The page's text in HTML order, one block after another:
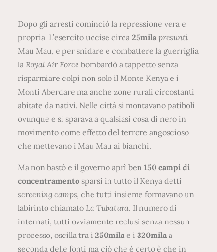
Dopo gli arresti cominciò la repressione vera e
propria. L’esercito uccise circa25mila presunti
Mau Mau, e per snidare e combattere la guerriglia
la Royal Air Forcebombardò a tappetto senza
risparmiare colpi non solo il Monte Kenya e i
Monti Aberdare ma anche zone rurali circostanti
abitate da nativi. Nelle città si montavano patiboli
ovunque e si sparava a qualsiasi cosa di nero in
movimento come effetto del terrore angoscioso
che mettevano i Mau Mau ai bianchi.
Ma non bastò e il governo aprì ben150 campi di
concentramento sparsi in tutto il Kenya detti
screening camps, che tutti insieme formavano un
labirinto chiamato La Tubatura. Il numero di
internati, tutti ovviamente reclusi senza nessun
processo, oscilla tra i250mila e i320mila a
seconda delle fonti ma ciò che è certo è che in